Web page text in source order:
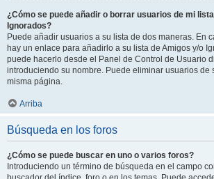
¿Cómo se puede añadir o borrar usuarios de mi
Ignorados?
Puede añadir usuarios a su lista de dos maneras. En
hay un enlace para añadirlo a su lista de Amigos y/o
puede hacerlo desde el Panel de Control de Usuario
introduciendo su nombre. Puede eliminar usuarios de
misma página.
Arriba
Búsqueda en los foros
¿Cómo se puede buscar en uno o varios foros?
Introduciendo un término de búsqueda en el campo